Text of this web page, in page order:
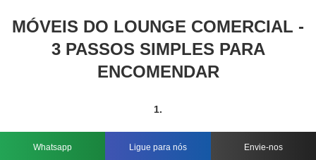
MÓVEIS DO LOUNGE COMERCIAL -
3 PASSOS SIMPLES PARA
ENCOMENDAR
1.
Whatsapp Ligue para nós Envie-nos